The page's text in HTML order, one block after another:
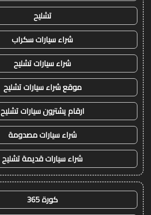
تشليح
شراء سيارات سكراب
شراء سيارات تشليح
موقع شراء سيارات تشليح
ارقام يشترون سيارات تشليح
شراء سيارات مصدومة
شراء سيارات قديمة تشليح
كورة 365